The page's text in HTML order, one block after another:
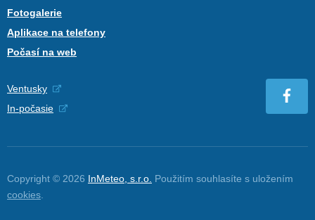
Fotogalerie
Aplikace na telefony
Počasí na web
Ventusky
In-počasie
Copyright © 2026 InMeteo, s.r.o. Použitím souhlasíte s uložením
cookies